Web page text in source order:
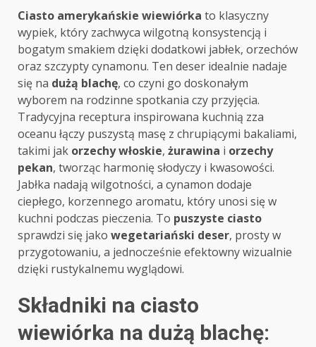
Ciasto amerykańskie wiewiórka to klasyczny
wypiek, który zachwyca wilgotną konsystencją i
bogatym smakiem dzięki dodatkowi jabłek, orzechów
oraz szczypty cynamonu. Ten deser idealnie nadaje
się na dużą blachę, co czyni go doskonałym
wyborem na rodzinne spotkania czy przyjęcia.
Tradycyjna receptura inspirowana kuchnią zza
oceanu łączy puszystą masę z chrupiącymi bakaliami,
takimi jak orzechy włoskie, żurawina i orzechy
pekan, tworząc harmonię słodyczy i kwasowości.
Jabłka nadają wilgotności, a cynamon dodaje
ciepłego, korzennego aromatu, który unosi się w
kuchni podczas pieczenia. To puszyste ciasto
sprawdzi się jako wegetariański deser, prosty w
przygotowaniu, a jednocześnie efektowny wizualnie
dzięki rustykalnemu wyglądowi.
Składniki na ciasto
wiewiórka na dużą blachę: